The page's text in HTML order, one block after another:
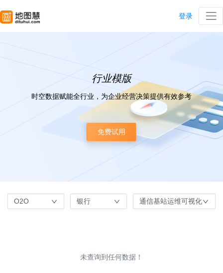
登录
行业模版
时空数据赋能全行业，为企业经营决策提供有效参考
免费试用
O2O 银行 通信基站运维可视化
未查询到任何数据！